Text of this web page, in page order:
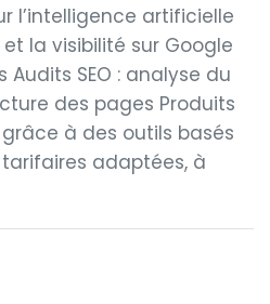
l’intelligence artificielle
la visibilité sur Google
SEO : analyse du
des pages Produits
à des outils basés
tarifaires adaptées, à